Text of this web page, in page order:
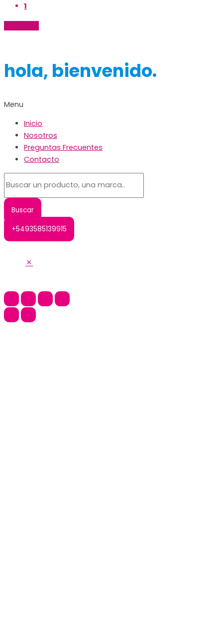
1
hola, bienvenido.
Menu
Inicio
Nosotros
Preguntas Frecuentes
Contacto
+5493585139915